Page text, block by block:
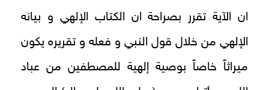
ان الآية تقرر بصراحة ان الكتاب الإلهي و بيانه
الإلهي من خلال قول النبي و فعله و تقريره يكون
ميراثاً خاصاً بوصية إلهية للمصطفين من عباد